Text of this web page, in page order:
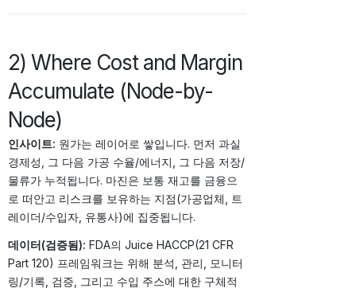
2) Where Cost and Margin
Accumulate (Node-by-
Node)
인사이트: 원가는 레이어로 쌓입니다. 먼저 과실
경제성, 그 다음 가공 수율/에너지, 그 다음 저장/
물류가 누적됩니다. 마진은 보통 재고를 금융으
로 떠안고 리스크를 보유하는 지점(가공업체, 트
레이더/수입자, 유통사)에 집중됩니다.
데이터(검증됨): FDA의 Juice HACCP(21 CFR
Part 120) 프레임워크는 위해 분석, 관리, 모니터
링/기록, 검증, 그리고 수입 주스에 대한 구체적